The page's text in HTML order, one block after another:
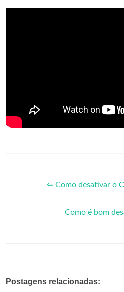
⇐ Como desativar o
Como é bom
Postagens relacionadas: